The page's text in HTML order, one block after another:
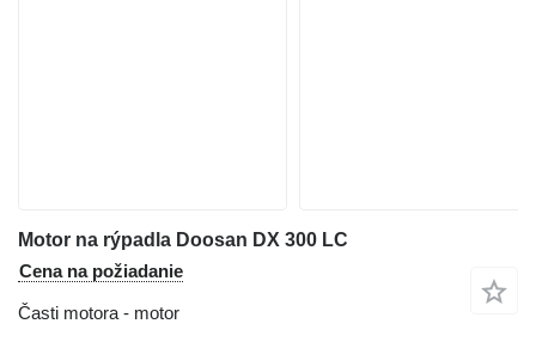
Motor na rýpadla Doosan DX 300 LC
Cena na požiadanie
Časti motora - motor